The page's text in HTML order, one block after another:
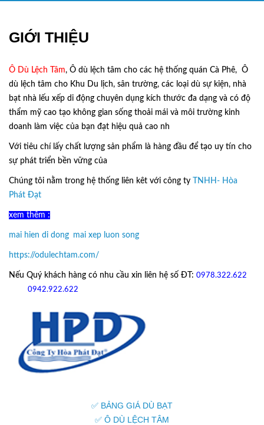
GIỚI THIỆU
Ô Dù Lệch Tâm, Ô dù lệch tâm cho các hệ thống quán Cà Phê, Ô
dù lệch tâm cho Khu Du lịch, sân trường, các loại dù sự kiện, nhà
bạt nhà lếu xếp di động chuyên dụng kích thước đa dạng và có độ
thẩm mỹ cao tạo không gian sống thoải mái và môi trường kinh
doanh làm việc của bạn đạt hiệu quả cao nh
Với tiêu chí lấy chất lượng sản phẩm là hàng đầu để tạo uy tín cho
sự phát triển bền vững của
Chúng tôi nằm trong hệ thống liên kêt với công ty TNHH- Hòa
Phát Đạt
xem thêm :
mai hien di dong mai xep luon song
https://odulechtam.com/
Nếu Quý khách hàng có nhu cầu xin liên hệ số ĐT: 0978.322.622
0942.922.622
✅ BẢNG GIÁ DÙ BẠT
✅ Ô DÙ LỆCH TÂM